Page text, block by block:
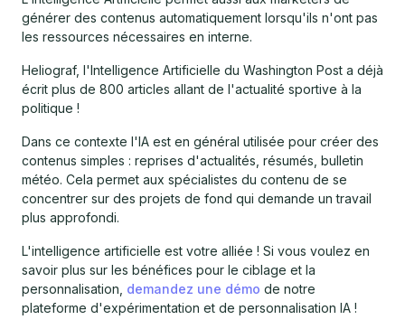
générer des contenus automatiquement lorsqu'ils n'ont pas
les ressources nécessaires en interne.
Heliograf, l'Intelligence Artificielle du Washington Post a déjà
écrit plus de 800 articles allant de l'actualité sportive à la
politique !
Dans ce contexte l'IA est en général utilisée pour créer des
contenus simples : reprises d'actualités, résumés, bulletin
météo. Cela permet aux spécialistes du contenu de se
concentrer sur des projets de fond qui demande un travail
plus approfondi.
L'intelligence artificielle est votre alliée ! Si vous voulez en
savoir plus sur les bénéfices pour le ciblage et la
personnalisation, demandez une démo de notre
plateforme d'expérimentation et de personnalisation IA !